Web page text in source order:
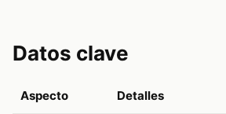
Datos clave
Aspecto Detalles